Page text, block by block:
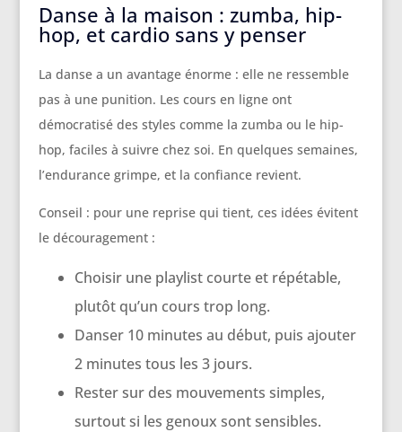
Danse à la maison : zumba, hip-
hop, et cardio sans y penser
La danse a un avantage énorme : elle ne ressemble
pas à une punition. Les cours en ligne ont
démocratisé des styles comme la zumba ou le hip-
hop, faciles à suivre chez soi. En quelques semaines,
l’endurance grimpe, et la confiance revient.
Conseil : pour une reprise qui tient, ces idées évitent
le découragement :
Choisir une playlist courte et répétable,
plutôt qu’un cours trop long.
Danser 10 minutes au début, puis ajouter
2 minutes tous les 3 jours.
Rester sur des mouvements simples,
surtout si les genoux sont sensibles.